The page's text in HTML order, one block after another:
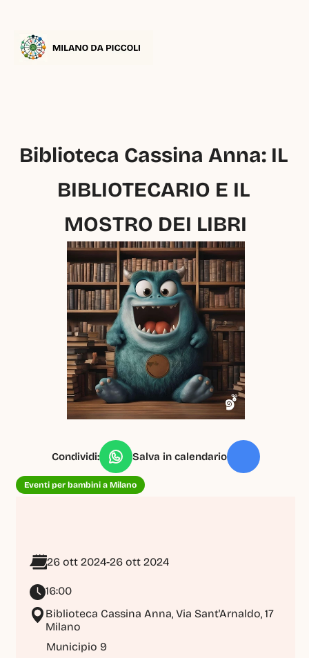
Biblioteca Cassina Anna: IL
BIBLIOTECARIO E IL
MOSTRO DEI LIBRI
Condividi: Salva in calendario
Eventi per bambini a Milano
26 ott 2024-26 ott 2024
16:00
Biblioteca Cassina Anna, Via Sant'Arnaldo, 17
Milano
Municipio 9